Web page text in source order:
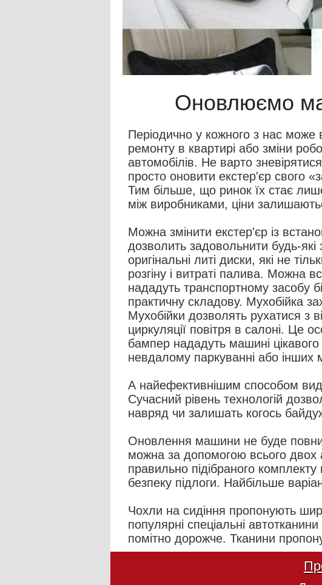
Оновлюємо
Періодично у кожного з нас може
ремонту в квартирі або зміни
автомобілів. Не варто
просто оновити екстер'єр свого
Тим більше, що ринок їх стає
між виробниками, ціни
Можна змінити екстер'єр із
дозволить задовольнити будь-
оригінальні литі диски, які не
розгіну і витраті палива. Можна
нададуть транспортному засобу
практичну складову. Мухобійка
Мухобійки дозволять рухатися з
циркуляції повітря в салоні. Це
бампер нададуть машині
невдалому паркуванні або інших
А найефективнішим способом
Сучасний рівень технологій
навряд чи залишать когось
Оновлення машини не буде
можна за допомогою всього двох
правильно підібраного
безпеку підлоги. Найбільше
Чохли на сидіння пропонують
популярні спеціальні
помітно дорожче. Тканини